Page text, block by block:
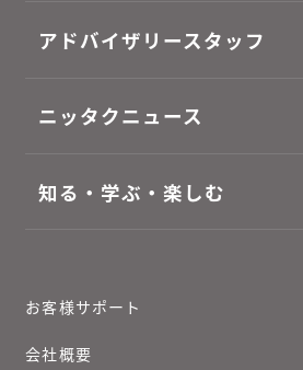
アドバイザリースタッフ
ニッタクニュース
知る・学ぶ・楽しむ
お客様サポート
会社概要